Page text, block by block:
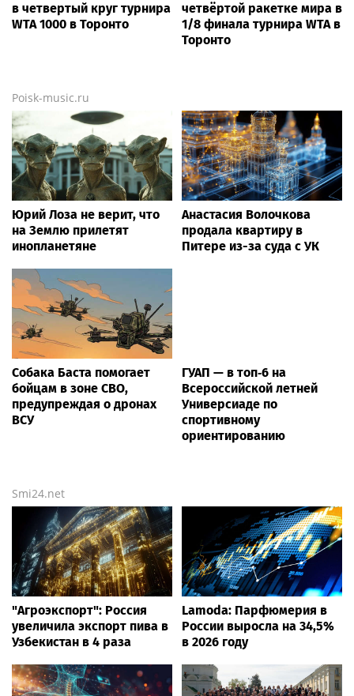
в четвертый круг турнира
WTA 1000 в Торонто
четвёртой ракетке мира в
1/8 финала турнира WTA в
Торонто
Poisk-music.ru
Юрий Лоза не верит, что
на Землю прилетят
инопланетяне
Анастасия Волочкова
продала квартиру в
Питере из-за суда с УК
Собака Баста помогает
бойцам в зоне СВО,
предупреждая о дронах
ВСУ
ГУАП — в топ‑6 на
Всероссийской летней
Универсиаде по
спортивному
ориентированию
Smi24.net
"Агроэкспорт": Россия
увеличила экспорт пива в
Узбекистан в 4 раза
Lamoda: Парфюмерия в
России выросла на 34,5%
в 2026 году